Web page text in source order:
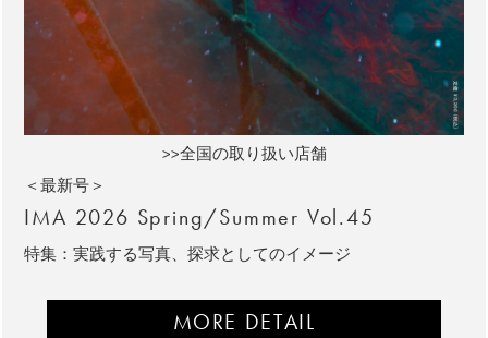
>>全国の取り扱い店舗
＜最新号＞
IMA 2026 Spring/Summer Vol.45
特集：実践する写真、探求としてのイメージ
MORE DETAIL